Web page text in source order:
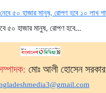
৫০ হাজার মানুষ, রোপণ হবে...
মোঃ আলী হোসেন সরকার